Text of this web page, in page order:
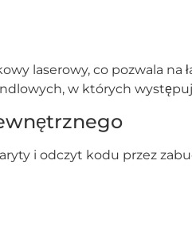
laserowy, co pozwala
w których
i odczyt kodu przez